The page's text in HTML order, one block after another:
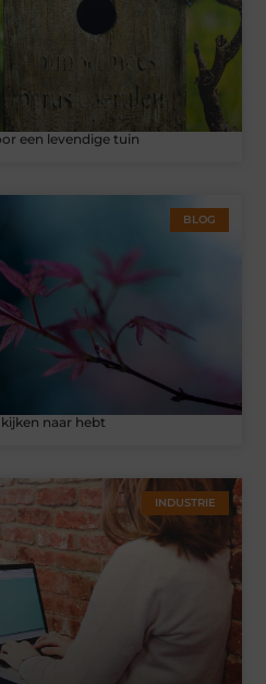
een levendige tuin
BLOG
naar hebt
INDUSTRIE